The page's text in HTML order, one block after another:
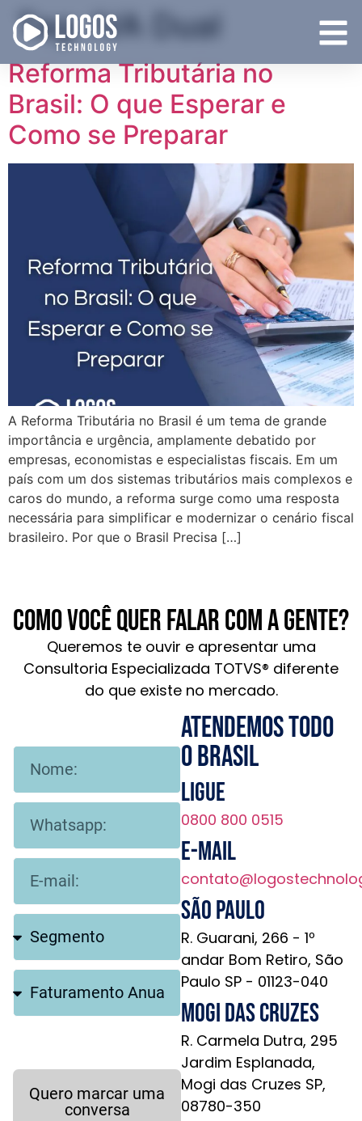
Tag:IVA Dual
Reforma Tributária no
Brasil: O que Esperar e
Como se Preparar
A Reforma Tributária no Brasil é um tema de grande
importância e urgência, amplamente debatido por
empresas, economistas e especialistas fiscais. Em um
país com um dos sistemas tributários mais complexos e
caros do mundo, a reforma surge como uma resposta
necessária para simplificar e modernizar o cenário fiscal
brasileiro. Por que o Brasil Precisa […]
Como você quer falar com a gente?
Queremos te ouvir e apresentar uma
Consultoria Especializada TOTVS® diferente
do que existe no mercado.
Quero marcar uma
conversa
Atendemos todo
o brasil
Ligue
0800 800 0515
E-mail
São Paulo
R. Guarani, 266 - 1º
andar Bom Retiro, São
Paulo SP - 01123-040
Mogi das Cruzes
R. Carmela Dutra, 295
Jardim Esplanada,
Mogi das Cruzes SP,
08780-350